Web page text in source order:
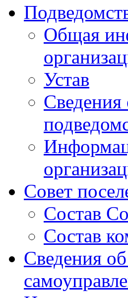
Общая
Устав
Сведения
Совет
Состав
Состав
Сведения